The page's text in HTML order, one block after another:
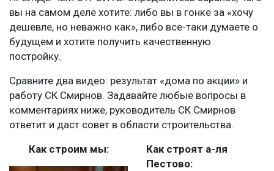
вы на самом деле хотите: либо вы в гонке за «хочу
дешевле, но неважно как», либо все-таки думаете о
будущем и хотите получить качественную
постройку.
Сравните два видео: результат «дома по акции» и
работу СК Смирнов. Задавайте любые вопросы в
комментариях ниже, руководитель СК Смирнов
ответит и даст совет в области строительства.
Как строим мы:
Как строят а-ля
Пестово: